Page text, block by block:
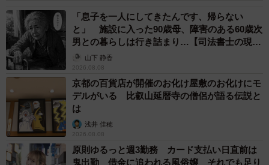
「居眠りをすると、『バレてないかな？』とこちらの様子
をうかがうんです。人間みたいだなと思うことがあります
ね」
言葉を介さずとも、横綱ちゃんの豊かな感情表現と飼い主
さんの深い愛情は、しっかりと心が通じ合っているようで
す。これからも、横綱ちゃんらしいマイペースな歩調で、
「息子を一人にしてきたんです、帰らない
と」 施設に入った90歳母、障害のある60歳次
男との暮らしは行き詰まり…【司法書士の現場
から】山下 静香
2026.08.08
京都の百貨店が開催のお化け屋敷のお化けにモ
デルがいる 比叡山延暦寺の僧侶が語る伝説と
は
浅井 佳穂
2026.08.08
原則ゆるっと週3勤務 カード支払い日直前は
鬼出勤 借金に追われる風俗嬢 それでも足り